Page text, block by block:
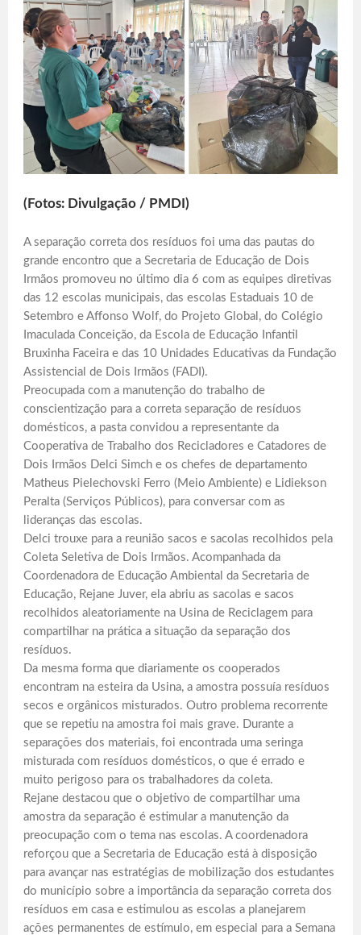
(Fotos: Divulgação / PMDI)
A separação correta dos resíduos foi uma das pautas do
grande encontro que a Secretaria de Educação de Dois
Irmãos promoveu no último dia 6 com as equipes diretivas
das 12 escolas municipais, das escolas Estaduais 10 de
Setembro e Affonso Wolf, do Projeto Global, do Colégio
Imaculada Conceição, da Escola de Educação Infantil
Bruxinha Faceira e das 10 Unidades Educativas da Fundação
Assistencial de Dois Irmãos (FADI).
Preocupada com a manutenção do trabalho de
conscientização para a correta separação de resíduos
domésticos, a pasta convidou a representante da
Cooperativa de Trabalho dos Recicladores e Catadores de
Dois Irmãos Delci Simch e os chefes de departamento
Matheus Pielechovski Ferro (Meio Ambiente) e Lidiekson
Peralta (Serviços Públicos), para conversar com as
lideranças das escolas.
Delci trouxe para a reunião sacos e sacolas recolhidos pela
Coleta Seletiva de Dois Irmãos. Acompanhada da
Coordenadora de Educação Ambiental da Secretaria de
Educação, Rejane Juver, ela abriu as sacolas e sacos
recolhidos aleatoriamente na Usina de Reciclagem para
compartilhar na prática a situação da separação dos
resíduos.
Da mesma forma que diariamente os cooperados
encontram na esteira da Usina, a amostra possuía resíduos
secos e orgânicos misturados. Outro problema recorrente
que se repetiu na amostra foi mais grave. Durante a
separações dos materiais, foi encontrada uma seringa
misturada com resíduos domésticos, o que é errado e
muito perigoso para os trabalhadores da coleta.
Rejane destacou que o objetivo de compartilhar uma
amostra da separação é estimular a manutenção da
preocupação com o tema nas escolas. A coordenadora
reforçou que a Secretaria de Educação está à disposição
para avançar nas estratégias de mobilização dos estudantes
do município sobre a importância da separação correta dos
resíduos em casa e estimulou as escolas a planejarem
ações permanentes de estímulo, em especial para a Semana